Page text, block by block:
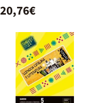
20,76€